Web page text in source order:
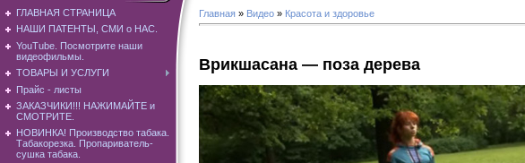
ГЛАВНАЯ СТРАНИЦА
НАШИ ПАТЕНТЫ, СМИ о НАС.
YouTube. Посмотрите наши
видеофильмы.
ТОВАРЫ И УСЛУГИ
Прайс - листы
ЗАКАЗЧИКИ!!! НАЖИМАЙТЕ и
СМОТРИТЕ.
НОВИНКА! Производство табака.
Табакорезка. Пропариватель-
сушка табака.
Главная » Видео » Красота и здоровье
Врикшасана — поза дерева